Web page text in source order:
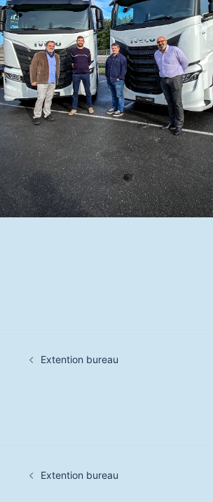
d’articleExtention bureau
d’articleExtention bureau